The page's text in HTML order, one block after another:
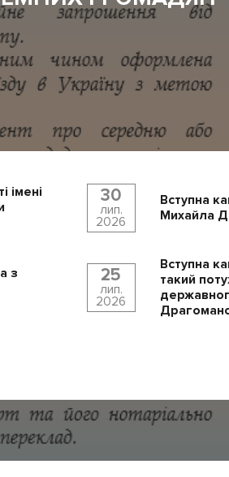
імені
30
лип.
2026
Вступна
Михайла
з
25
лип.
2026
Вступна
такий